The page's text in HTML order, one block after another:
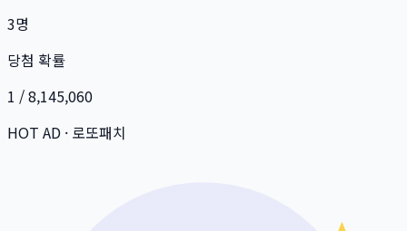
3명
당첨 확률
1 / 8,145,060
HOT AD · 로또패치